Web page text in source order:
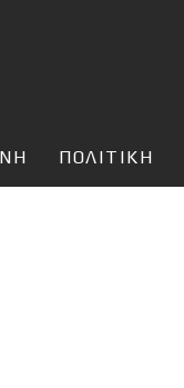
ΠΟΛΙΤΙΚΗ